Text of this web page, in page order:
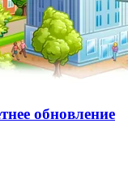
обновление